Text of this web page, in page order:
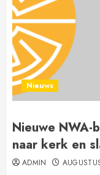
Nieuws
Nieuwe
naar kerk en
ADMIN